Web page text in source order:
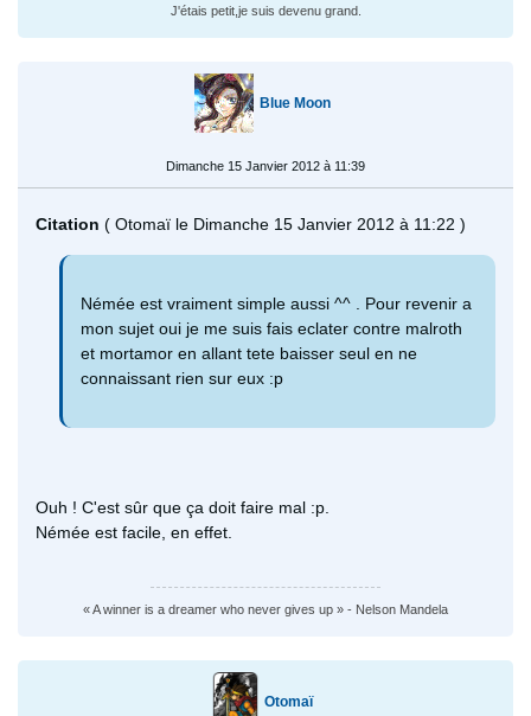
J'étais petit,je suis devenu grand.
Blue Moon
Dimanche 15 Janvier 2012 à 11:39
Citation ( Otomaï le Dimanche 15 Janvier 2012 à 11:22 )
Némée est vraiment simple aussi ^^ . Pour revenir a
mon sujet oui je me suis fais eclater contre malroth
et mortamor en allant tete baisser seul en ne
connaissant rien sur eux :p
Ouh ! C'est sûr que ça doit faire mal :p.
Némée est facile, en effet.
« A winner is a dreamer who never gives up » - Nelson Mandela
Otomaï